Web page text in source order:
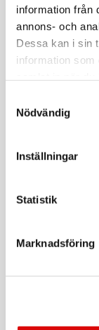
information från
annons- och
Dessa kan i sin
information som
Nödvändig
Inställningar
Statistik
Marknadsföring